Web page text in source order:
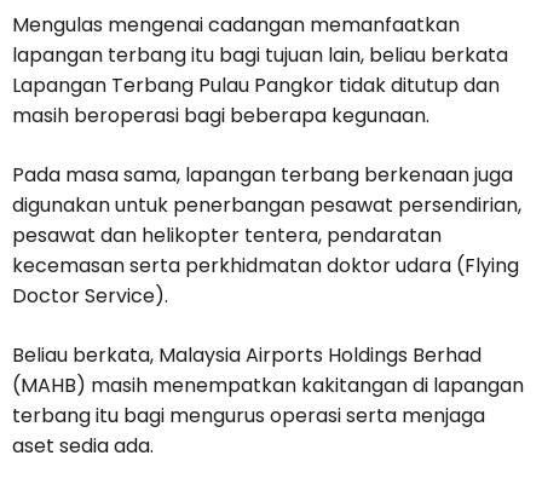
Mengulas mengenai cadangan memanfaatkan
lapangan terbang itu bagi tujuan lain, beliau berkata
Lapangan Terbang Pulau Pangkor tidak ditutup dan
masih beroperasi bagi beberapa kegunaan.
Pada masa sama, lapangan terbang berkenaan juga
digunakan untuk penerbangan pesawat persendirian,
pesawat dan helikopter tentera, pendaratan
kecemasan serta perkhidmatan doktor udara (Flying
Doctor Service).
Beliau berkata, Malaysia Airports Holdings Berhad
(MAHB) masih menempatkan kakitangan di lapangan
terbang itu bagi mengurus operasi serta menjaga
aset sedia ada.